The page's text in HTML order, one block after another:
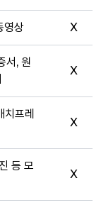
영상 X
서, 원
X
치프레
X
등 모
X